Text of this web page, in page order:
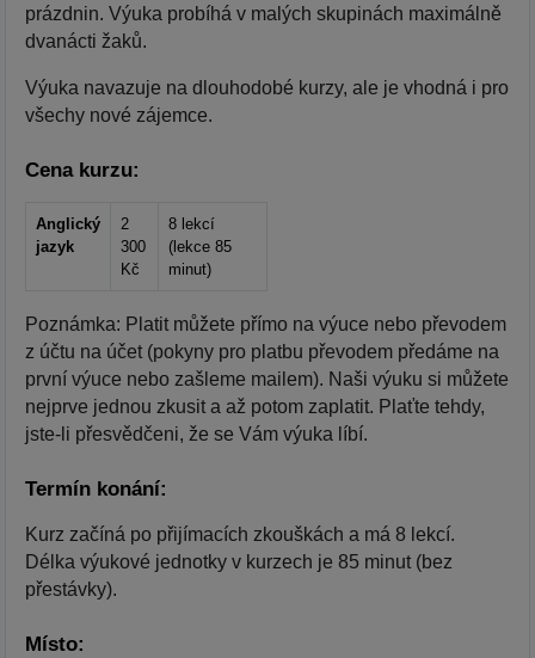
prázdnin. Výuka probíhá v malých skupinách maximálně
dvanácti žaků.
Výuka navazuje na dlouhodobé kurzy, ale je vhodná i pro
všechy nové zájemce.
Cena kurzu:
Anglický
jazyk
2
300
Kč
8 lekcí
(lekce 85
minut)
Poznámka: Platit můžete přímo na výuce nebo převodem
z účtu na účet (pokyny pro platbu převodem předáme na
první výuce nebo zašleme mailem). Naši výuku si můžete
nejprve jednou zkusit a až potom zaplatit. Plaťte tehdy,
jste-li přesvědčeni, že se Vám výuka líbí.
Termín konání:
Kurz začíná po přijímacích zkouškách a má 8 lekcí.
Délka výukové jednotky v kurzech je 85 minut (bez
přestávky).
Místo: